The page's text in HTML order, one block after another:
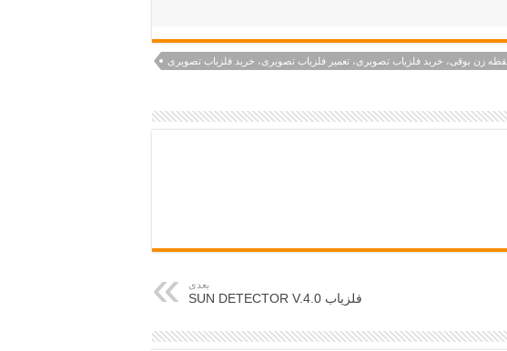
زن بوقی، خرید فلزیاب تصویری، تعمیر فلزیاب تصویری، خرید فلزیاب تصویری
بعدی
فلزیاب SUN DETECTOR V.4.0